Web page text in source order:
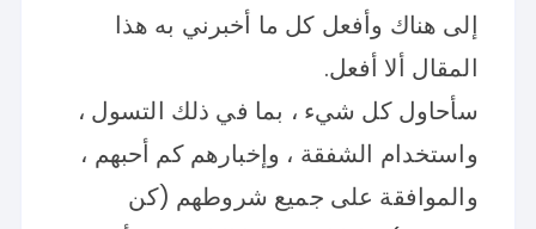
إلى هناك وأفعل كل ما أخبرني به هذا
المقال ألا أفعل.
سأحاول كل شيء ، بما في ذلك التسول ،
واستخدام الشفقة ، وإخبارهم كم أحبهم ،
والموافقة على جميع شروطهم (كن